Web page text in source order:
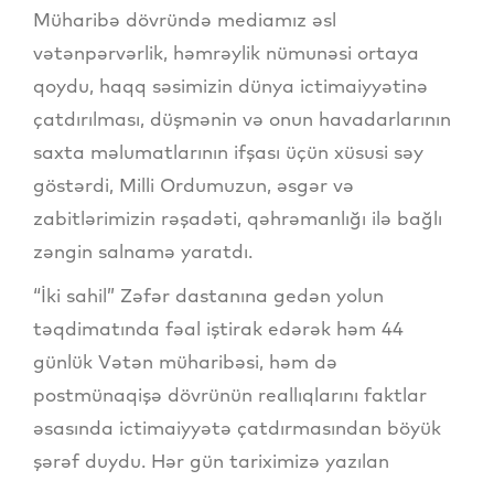
Müharibə dövründə mediamız əsl
vətənpərvərlik, həmrəylik nümunəsi ortaya
qoydu, haqq səsimizin dünya ictimaiyyətinə
çatdırılması, düşmənin və onun havadarlarının
saxta məlumatlarının ifşası üçün xüsusi səy
göstərdi, Milli Ordumuzun, əsgər və
zabitlərimizin rəşadəti, qəhrəmanlığı ilə bağlı
zəngin salnamə yaratdı.
“İki sahil” Zəfər dastanına gedən yolun
təqdimatında fəal iştirak edərək həm 44
günlük Vətən müharibəsi, həm də
postmünaqişə dövrünün reallıqlarını faktlar
əsasında ictimaiyyətə çatdırmasından böyük
şərəf duydu. Hər gün tariximizə yazılan